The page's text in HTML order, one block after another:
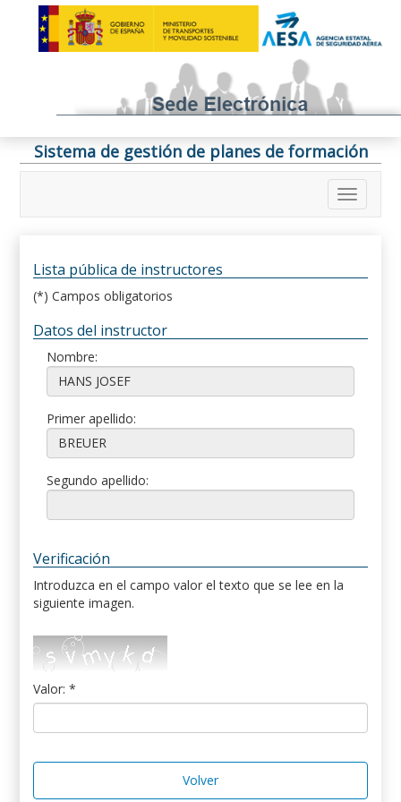
Sistema de gestión de planes de formación
Lista pública de instructores
(*) Campos obligatorios
Datos del instructor
Nombre:
Primer apellido:
Segundo apellido:
Verificación
Introduzca en el campo valor el texto que se lee en la
siguiente imagen.
Valor: *
Volver